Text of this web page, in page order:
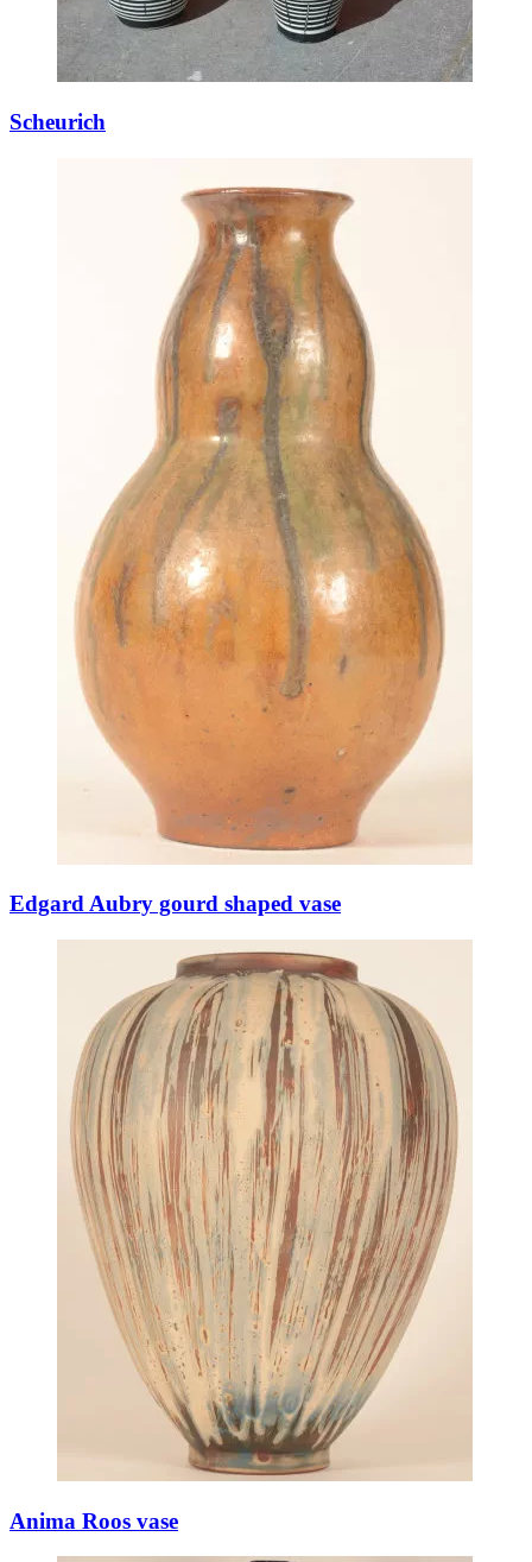
Scheurich
Edgard Aubry gourd shaped vase
Anima Roos vase